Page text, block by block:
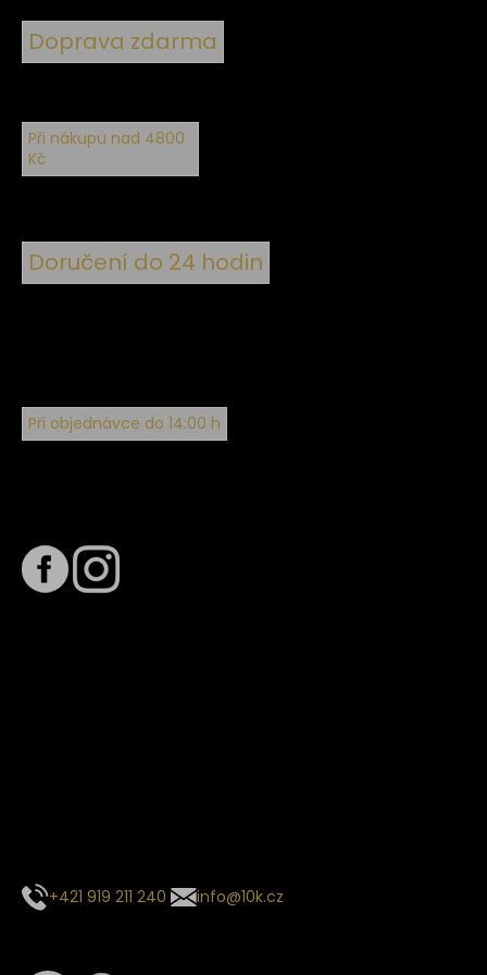
Doprava zdarma
Při nákupu nad 4800
Kč
Doručení do 24 hodin
Při objednávce do 14:00 h
+421 919 211 240 info@10k.cz